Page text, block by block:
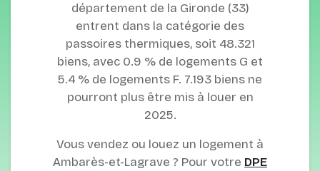
département de la Gironde (33)
entrent dans la catégorie des
passoires thermiques, soit 48.321
biens, avec 0.9 % de logements G et
5.4 % de logements F. 7.193 biens ne
pourront plus être mis à louer en
2025.
Vous vendez ou louez un logement à
Ambarès-et-Lagrave ? Pour votre DPE